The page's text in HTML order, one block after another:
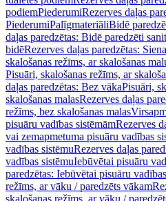
podiemPiederumiRezerves daļas
PiederumiPalīgmateriāliBidē
daļas paredzētas: Bidē paredzēti
bidēRezerves daļas paredzētas:
skalošanas režīms, ar skalošanas
Pisuāri, skalošanas režīms, ar
daļas paredzētas: Bez vākaPisuāri,
skalošanas malasRezerves daļas
režīms, bez skalošanas malas
pisuāru vadības sistēmāmRezerves
vai zemapmetuma pisuāru vadības
vadības sistēmuRezerves daļas
vadības sistēmuIebūvētai pisuāru
paredzētas: Iebūvētai pisuāru
režīms, ar vāku / paredzēts vākam
skalošanas režīms, ar vāku /